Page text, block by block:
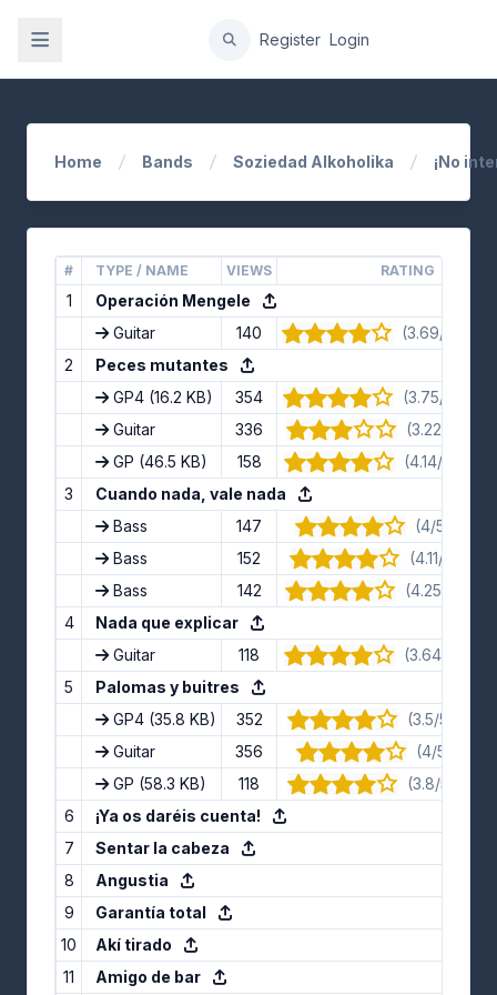
Register Login
Home Bands Soziedad Alkoholika ¡No
# TYPE / NAME VIEWS RATING
1
Operación Mengele
Guitar
140
(3.69/5) · 16
2
Peces mutantes
GP4 (16.2 KB) 354
(3.75/5) · 12
Guitar
336
(3.22/5) · 9
GP (46.5 KB) 158
(4.14/5) · 14
3
Cuando nada, vale nada
Bass
147
(4/5) · 11
Bass
152
(4.11/5) · 9
Bass
142
(4.25/5) · 4
4
Nada que explicar
Guitar
118
(3.64/5) · 11
5
Palomas y buitres
GP4 (35.8 KB) 352
(3.5/5) · 10
Guitar
356
(4/5) · 9
GP (58.3 KB) 118
(3.8/5) · 10
6
¡Ya os daréis cuenta!
7
Sentar la cabeza
8
Angustia
9
Garantía total
10
Akí tirado
11
Amigo de bar